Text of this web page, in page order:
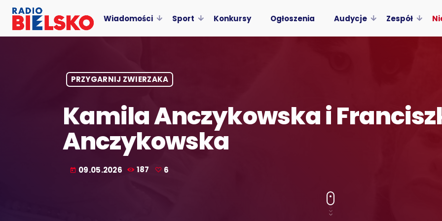
Wiadomości Sport Konkursy Ogłoszenia Audycje Zespół
PRZYGARNIJ ZWIERZAKA
Kamila Anczykowska i
Anczykowska
today 09.05.2026 187 6